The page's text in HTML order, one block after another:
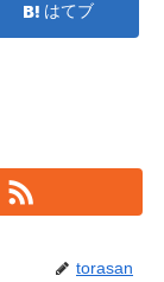
はてブ
torasan